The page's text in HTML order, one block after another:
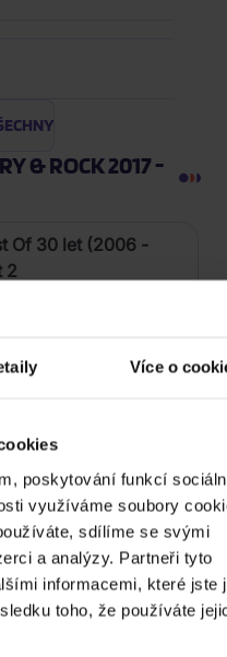
Více o
poskytování funkcí
využíváme soubory
sdílíme se svými
a analýzy. Partneři tyto
informacemi, které jste
toho, že používáte
& ROCK 2017 -
Of 30 let (2006 -
2
439 Kč
Vteřiny, měsíce a